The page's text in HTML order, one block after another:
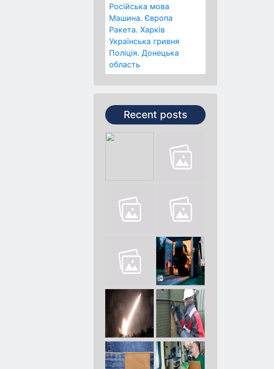
Російська мова
Машина. Європа
Ракета. Харків
Українська гривня
Поліція. Донецька
область
Recent posts